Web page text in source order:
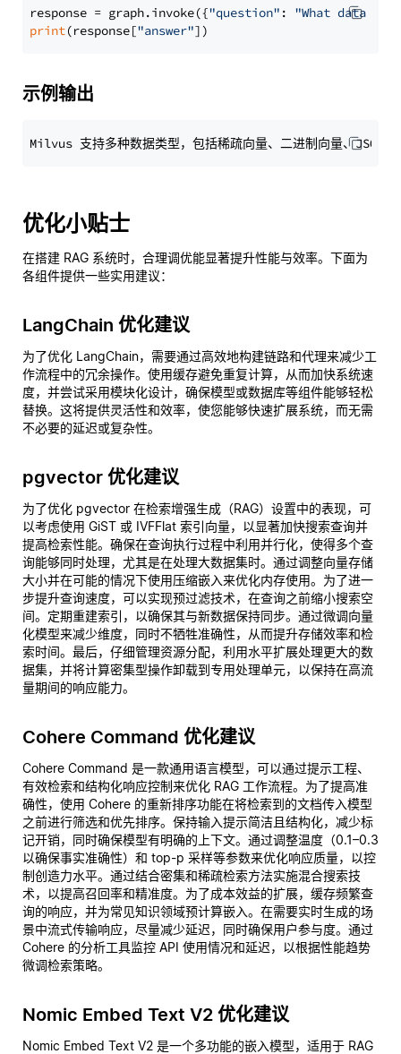
response = graph.invoke({"question" : "What data
print(response["answer"
示例输出
优化小贴士
在搭建 RAG 系统时，合理调优能显著提升性能与效率。下面为
各组件提供一些实用建议：
LangChain 优化建议
为了优化 LangChain，需要通过高效地构建链路和代理来减少工
作流程中的冗余操作。使用缓存避免重复计算，从而加快系统速
度，并尝试采用模块化设计，确保模型或数据库等组件能够轻松
替换。这将提供灵活性和效率，使您能够快速扩展系统，而无需
不必要的延迟或复杂性。
pgvector 优化建议
为了优化 pgvector 在检索增强生成（RAG）设置中的表现，可
以考虑使用 GiST 或 IVFFlat 索引向量，以显著加快搜索查询并
提高检索性能。确保在查询执行过程中利用并行化，使得多个查
询能够同时处理，尤其是在处理大数据集时。通过调整向量存储
大小并在可能的情况下使用压缩嵌入来优化内存使用。为了进一
步提升查询速度，可以实现预过滤技术，在查询之前缩小搜索空
间。定期重建索引，以确保其与新数据保持同步。通过微调向量
化模型来减少维度，同时不牺牲准确性，从而提升存储效率和检
索时间。最后，仔细管理资源分配，利用水平扩展处理更大的数
据集，并将计算密集型操作卸载到专用处理单元，以保持在高流
量期间的响应能力。
Cohere Command 优化建议
Cohere Command 是一款通用语言模型，可以通过提示工程、
有效检索和结构化响应控制来优化 RAG 工作流程。为了提高准
确性，使用 Cohere 的重新排序功能在将检索到的文档传入模型
之前进行筛选和优先排序。保持输入提示简洁且结构化，减少标
记开销，同时确保模型有明确的上下文。通过调整温度（0.1–0.3
以确保事实准确性）和 top-p 采样等参数来优化响应质量，以控
制创造力水平。通过结合密集和稀疏检索方法实施混合搜索技
术，以提高召回率和精准度。为了成本效益的扩展，缓存频繁查
询的响应，并为常见知识领域预计算嵌入。在需要实时生成的场
景中流式传输响应，尽量减少延迟，同时确保用户参与度。通过
Cohere 的分析工具监控 API 使用情况和延迟，以根据性能趋势
微调检索策略。
Nomic Embed Text V2 优化建议
Nomic Embed Text V2 是一个多功能的嵌入模型，适用于 RAG